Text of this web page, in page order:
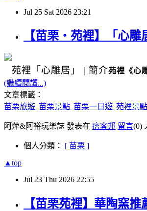
Jul 25 Sat 2026 23:21
【苗栗・苑裡】「心
苑裡 「心雕居」 | 簡介苑裡 《心
(繼續閱讀...)
文章標籤：
苗栗旅遊 苗栗景點 苗栗一日遊 苑裡景點
阿萍&阿裕玩樂誌 發表在 痞客邦 留言(0)
個人分類： [ 苗栗 ]
▲top
Jul 23 Thu 2026 22:55
【苗栗苑裡】華陶窯